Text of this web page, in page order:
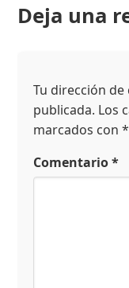
Deja una
Tu dirección
publicada. Los
marcados con*
Comentario*